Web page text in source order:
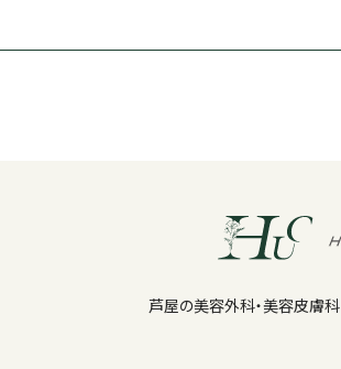
芦屋の美容外科・美容皮膚科